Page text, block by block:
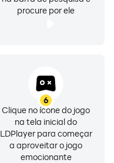
procure por ele
6
Clique no ícone do jogo
na tela inicial do
LDPlayer para começar
a aproveitar o jogo
emocionante